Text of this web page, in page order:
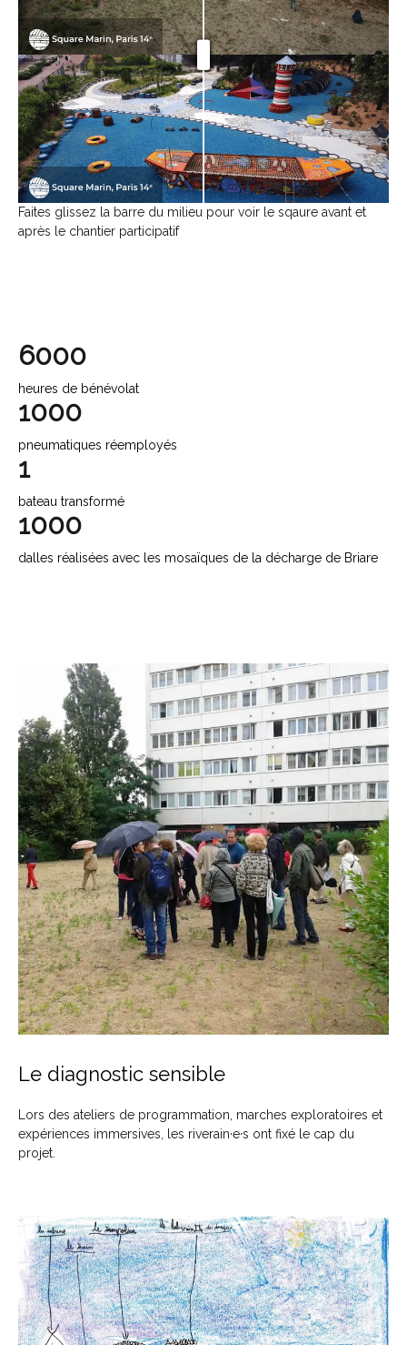
Faites glissez la barre du milieu pour voir le sqaure avant et
après le chantier participatif
6000
heures de bénévolat
1000
pneumatiques réemployés
1
bateau transformé
1000
dalles réalisées avec les mosaïques de la décharge de Briare
Le diagnostic sensible
Lors des ateliers de programmation, marches exploratoires et
expériences immersives, les riverain·e·s ont fixé le cap du
projet.